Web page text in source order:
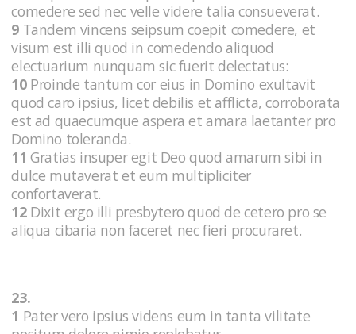
comedere sed nec velle videre talia consueverat.
9 Tandem vincens seipsum coepit comedere, et
visum est illi quod in comedendo aliquod
electuarium nunquam sic fuerit delectatus:
10Proinde tantum cor eius in Domino exultavit
quod caro ipsius, licet debilis et afflicta, corroborata
est ad quaecumque aspera et amara laetanter pro
Domino toleranda.
11 Gratias insuper egit Deo quod amarum sibi in
dulce mutaverat et eum multipliciter
confortaverat.
12Dixit ergo illi presbytero quod de cetero pro se
aliqua cibaria non faceret nec fieri procuraret.
23.
1 Pater vero ipsius videns eum in tanta vilitate